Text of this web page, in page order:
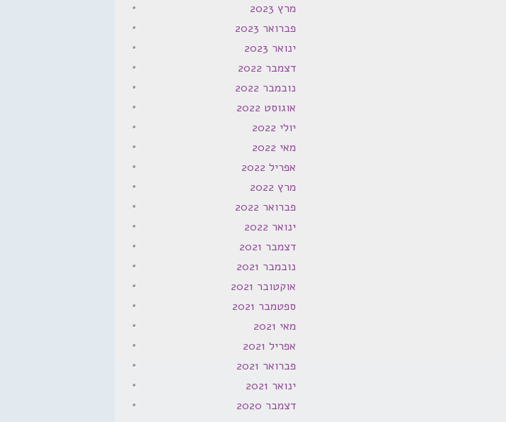
מרץ 2023
פברואר 2023
ינואר 2023
דצמבר 2022
נובמבר 2022
אוגוסט 2022
יולי 2022
מאי 2022
אפריל 2022
מרץ 2022
פברואר 2022
ינואר 2022
דצמבר 2021
נובמבר 2021
אוקטובר 2021
ספטמבר 2021
מאי 2021
אפריל 2021
פברואר 2021
ינואר 2021
דצמבר 2020